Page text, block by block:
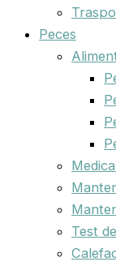
Peces
Test